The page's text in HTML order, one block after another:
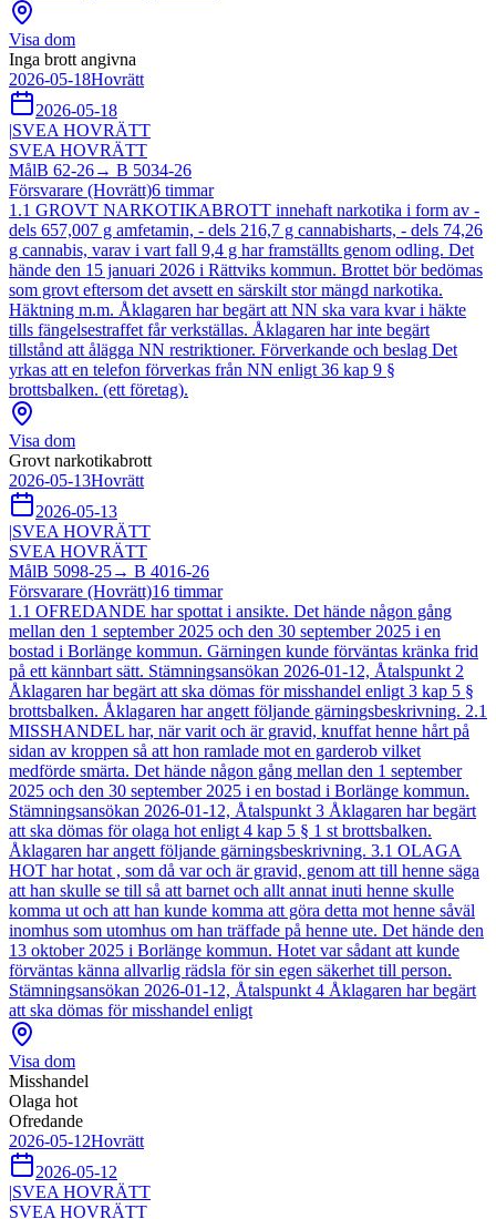
Visa dom
Inga brott angivna
2026-05-18Hovrätt
2026-05-18
|SVEA HOVRÄTT
SVEA HOVRÄTT
MålB 62-26→ B 5034-26
Försvarare (Hovrätt)6 timmar
1.1 GROVT NARKOTIKABROTT innehaft narkotika i form av -
dels 657,007 g amfetamin, - dels 216,7 g cannabisharts, - dels 74,26
g cannabis, varav i vart fall 9,4 g har framställts genom odling. Det
hände den 15 januari 2026 i Rättviks kommun. Brottet bör bedömas
som grovt eftersom det avsett en särskilt stor mängd narkotika.
Häktning m.m. Åklagaren har begärt att NN ska vara kvar i häkte
tills fängelsestraffet får verkställas. Åklagaren har inte begärt
tillstånd att ålägga NN restriktioner. Förverkande och beslag Det
yrkas att en telefon förverkas från NN enligt 36 kap 9 §
brottsbalken. (ett företag).
Visa dom
Grovt narkotikabrott
2026-05-13Hovrätt
2026-05-13
|SVEA HOVRÄTT
SVEA HOVRÄTT
MålB 5098-25→ B 4016-26
Försvarare (Hovrätt)16 timmar
1.1 OFREDANDE har spottat i ansikte. Det hände någon gång
mellan den 1 september 2025 och den 30 september 2025 i en
bostad i Borlänge kommun. Gärningen kunde förväntas kränka frid
på ett kännbart sätt. Stämningsansökan 2026-01-12, Åtalspunkt 2
Åklagaren har begärt att ska dömas för misshandel enligt 3 kap 5 §
brottsbalken. Åklagaren har angett följande gärningsbeskrivning. 2.1
MISSHANDEL har, när varit och är gravid, knuffat henne hårt på
sidan av kroppen så att hon ramlade mot en garderob vilket
medförde smärta. Det hände någon gång mellan den 1 september
2025 och den 30 september 2025 i en bostad i Borlänge kommun.
Stämningsansökan 2026-01-12, Åtalspunkt 3 Åklagaren har begärt
att ska dömas för olaga hot enligt 4 kap 5 § 1 st brottsbalken.
Åklagaren har angett följande gärningsbeskrivning. 3.1 OLAGA
HOT har hotat , som då var och är gravid, genom att till henne säga
att han skulle se till så att barnet och allt annat inuti henne skulle
komma ut och att han kunde komma att göra detta mot henne såväl
inomhus som utomhus om han träffade på henne ute. Det hände den
13 oktober 2025 i Borlänge kommun. Hotet var sådant att kunde
förväntas känna allvarlig rädsla för sin egen säkerhet till person.
Stämningsansökan 2026-01-12, Åtalspunkt 4 Åklagaren har begärt
att ska dömas för misshandel enligt
Visa dom
Misshandel
Olaga hot
Ofredande
2026-05-12Hovrätt
2026-05-12
|SVEA HOVRÄTT
SVEA HOVRÄTT